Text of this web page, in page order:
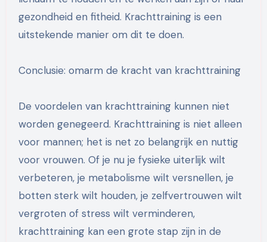
gezondheid en fitheid. Krachttraining is een
uitstekende manier om dit te doen.
Conclusie: omarm de kracht van krachttraining
De voordelen van krachttraining kunnen niet
worden genegeerd. Krachttraining is niet alleen
voor mannen; het is net zo belangrijk en nuttig
voor vrouwen. Of je nu je fysieke uiterlijk wilt
verbeteren, je metabolisme wilt versnellen, je
botten sterk wilt houden, je zelfvertrouwen wilt
vergroten of stress wilt verminderen,
krachttraining kan een grote stap zijn in de